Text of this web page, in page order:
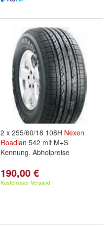
2 x 255/60/18 108H Nexen
Roadian 542 mit M+S
Kennung. Abholpreise
190,00 €
Kostenloser Versand